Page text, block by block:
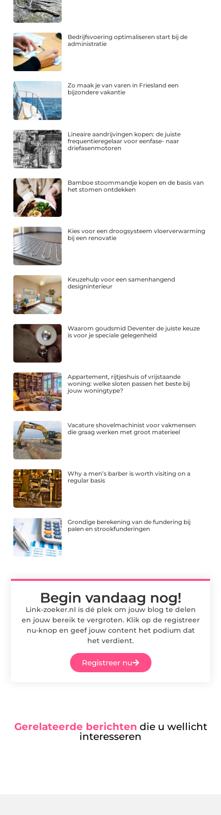
Bedrijfsvoering optimaliseren start bij de
administratie
Zo maak je van varen in Friesland een
bijzondere vakantie
Lineaire aandrijvingen kopen: de juiste
frequentieregelaar voor eenfase- naar
driefasenmotoren
Bamboe stoommandje kopen en de basis van
het stomen ontdekken
Kies voor een droogsysteem vloerverwarming
bij een renovatie
Keuzehulp voor een samenhangend
designinterieur
Waarom goudsmid Deventer de juiste keuze
is voor je speciale gelegenheid
Appartement, rijtjeshuis of vrijstaande
woning: welke sloten passen het beste bij
jouw woningtype?
Vacature shovelmachinist voor vakmensen
die graag werken met groot materieel
Why a men’s barber is worth visiting on a
regular basis
Grondige berekening van de fundering bij
palen en strookfunderingen
Begin vandaag nog!
Link-zoeker.nl is dé plek om jouw blog te delen
en jouw bereik te vergroten. Klik op de registreer
nu-knop en geef jouw content het podium dat
het verdient.
Registreer nu
Gerelateerde berichten die u wellicht
interesseren